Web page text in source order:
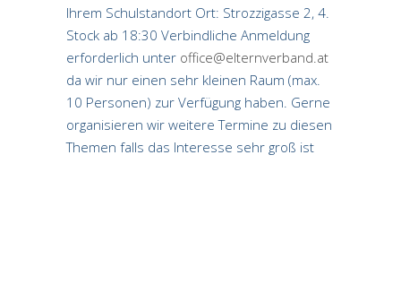
Ihrem Schulstandort Ort: Strozzigasse 2, 4.
Stock ab 18:30 Verbindliche Anmeldung
erforderlich unter office@elternverband.at
da wir nur einen sehr kleinen Raum (max.
10 Personen) zur Verfügung haben. Gerne
organisieren wir weitere Termine zu diesen
Themen falls das Interesse sehr groß ist